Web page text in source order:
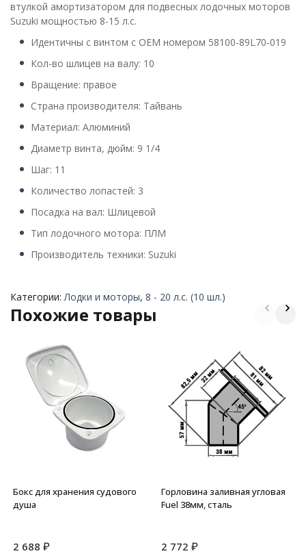
втулкой амортизатором для подвесных лодочных моторов
Suzuki мощностью 8-15 л.с.
Идентичны с винтом с OEM номером 58100-89L70-019
Кол-во шлицев на валу: 10
Вращение: правое
Страна производителя: Тайвань
Материал: Алюминий
Диаметр винта, дюйм: 9 1/4
Шаг: 11
Количество лопастей: 3
Посадка на вал: Шлицевой
Тип лодочного мотора: ПЛМ
Производитель техники: Suzuki
Категории:Лодки и моторы, 8 - 20 л.с. (10 шл.)
Похожие товары
Бокс для хранения судового
душа
2 688 ₽
Горловина заливная угловая
Fuel 38мм, сталь
2 772 ₽